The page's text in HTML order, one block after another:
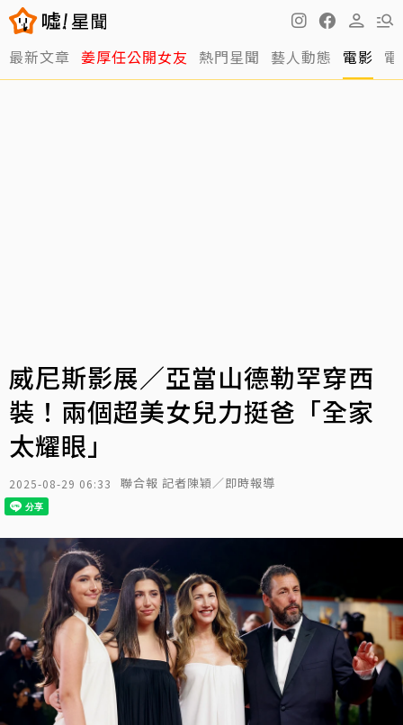
最新文章 姜厚任公開女友 熱門星聞 藝人動態 電影
威尼斯影展／亞當山德勒罕穿西
裝！兩個超美女兒力挺爸「全家
太耀眼」
2025-08-29 06:33 聯合報 記者陳穎／即時報導